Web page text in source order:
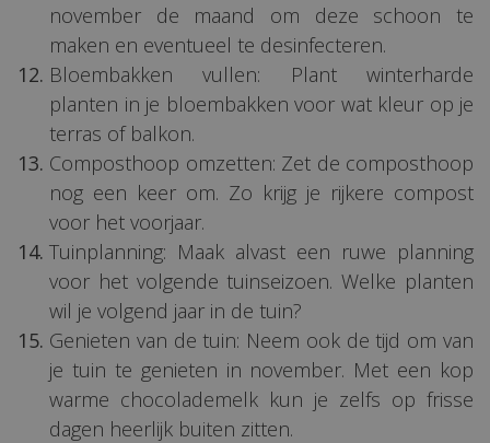
november de maand om deze schoon te
maken en eventueel te desinfecteren.
Bloembakken vullen: Plant winterharde
planten in je bloembakken voor wat kleur op je
terras of balkon.
Composthoop omzetten: Zet de composthoop
nog een keer om. Zo krijg je rijkere compost
voor het voorjaar.
Tuinplanning: Maak alvast een ruwe planning
voor het volgende tuinseizoen. Welke planten
wil je volgend jaar in de tuin?
Genieten van de tuin: Neem ook de tijd om van
je tuin te genieten in november. Met een kop
warme chocolademelk kun je zelfs op frisse
dagen heerlijk buiten zitten.